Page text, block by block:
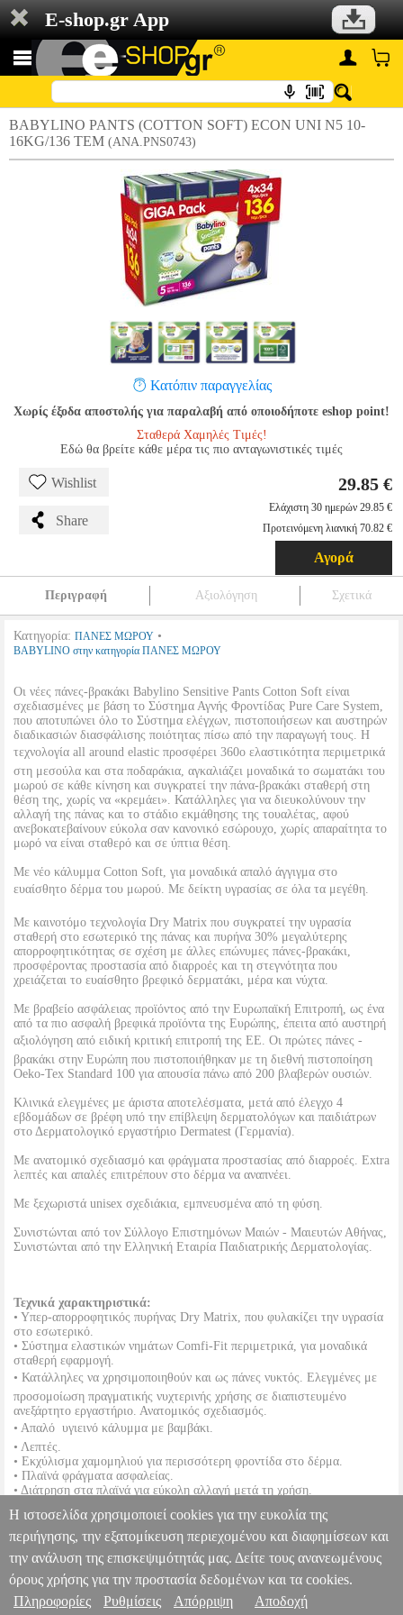
E-shop.gr App
BABYLINO PANTS (COTTON SOFT) ECON UNI N5 10-
16KG/136 TEM (ANA.PNS0743)
Κατόπιν παραγγελίας
Χωρίς έξοδα αποστολής για παραλαβή από οποιοδήποτε eshop point!
Σταθερά Χαμηλές Τιμές!
Εδώ θα βρείτε κάθε μέρα τις πιο ανταγωνιστικές τιμές
Wishlist
Share
29.85 €
Ελάχιστη 30 ημερών 29.85 €
Προτεινόμενη λιανική 70.82 €
Αγορά
Περιγραφή Αξιολόγηση Σχετικά
Κατηγορία: ΠΑΝΕΣ ΜΩΡΟΥ •
BABYLINO στην κατηγορία ΠΑΝΕΣ ΜΩΡΟΥ
Οι νέες πάνες-βρακάκι Babylino Sensitive Pants Cotton Soft είναι
σχεδιασμένες με βάση το Σύστημα Αγνής Φροντίδας Pure Care System,
που αποτυπώνει όλο το Σύστημα ελέγχων, πιστοποιήσεων και αυστηρών
διαδικασιών διασφάλισης ποιότητας πίσω από την παραγωγή τους. Η
τεχνολογία all around elastic προσφέρει 360ο ελαστικότητα περιμετρικά
στη μεσούλα και στα ποδαράκια, αγκαλιάζει μοναδικά το σωματάκι του
μωρού σε κάθε κίνηση και συγκρατεί την πάνα-βρακάκι σταθερή στη
θέση της, χωρίς να «κρεμάει». Κατάλληλες για να διευκολύνουν την
αλλαγή της πάνας και το στάδιο εκμάθησης της τουαλέτας, αφού
ανεβοκατεβαίνουν εύκολα σαν κανονικό εσώρουχο, χωρίς απαραίτητα το
μωρό να είναι σταθερό και σε ύπτια θέση.
Με νέο κάλυμμα Cotton Soft, για μοναδικά απαλό άγγιγμα στο
ευαίσθητο δέρμα του μωρού. Με δείκτη υγρασίας σε όλα τα μεγέθη.
Mε καινοτόμο τεχνολογία Dry Matrix που συγκρατεί την υγρασία
σταθερή στο εσωτερικό της πάνας και πυρήνα 30% μεγαλύτερης
απορροφητικότητας σε σχέση με άλλες επώνυμες πάνες-βρακάκι,
προσφέροντας προστασία από διαρροές και τη στεγνότητα που
χρειάζεται το ευαίσθητο βρεφικό δερματάκι, μέρα και νύχτα.
Με βραβείο ασφάλειας προϊόντος από την Ευρωπαϊκή Επιτροπή, ως ένα
από τα πιο ασφαλή βρεφικά προϊόντα της Ευρώπης, έπειτα από αυστηρή
αξιολόγηση από ειδική κριτική επιτροπή της ΕΕ. Οι πρώτες πάνες -
βρακάκι στην Ευρώπη που πιστοποιήθηκαν με τη διεθνή πιστοποίηση
Oeko-Tex Standard 100 για απουσία πάνω από 200 βλαβερών ουσιών.
Κλινικά ελεγμένες με άριστα αποτελέσματα, μετά από έλεγχο 4
εβδομάδων σε βρέφη υπό την επίβλεψη δερματολόγων και παιδιάτρων
στο Δερματολογικό εργαστήριο Dermatest (Γερμανία).
Με ανατομικό σχεδιασμό και φράγματα προστασίας από διαρροές. Extra
λεπτές και απαλές επιτρέπουν στο δέρμα να αναπνέει.
Με ξεχωριστά unisex σχεδιάκια, εμπνευσμένα από τη φύση.
Συνιστώνται από τον Σύλλογο Επιστημόνων Μαιών - Μαιευτών Αθήνας,
Συνιστώνται από την Ελληνική Εταιρία Παιδιατρικής Δερματολογίας.
Τεχνικά χαρακτηριστικά:
• Υπερ-απορροφητικός πυρήνας Dry Matrix, που φυλακίζει την υγρασία
στο εσωτερικό.
• Σύστημα ελαστικών νημάτων Comfi-Fit περιμετρικά, για μοναδικά
σταθερή εφαρμογή.
• Κατάλληλες να χρησιμοποιηθούν και ως πάνες νυκτός. Ελεγμένες με
προσομοίωση πραγματικής νυχτερινής χρήσης σε διαπιστευμένο
ανεξάρτητο εργαστήριο. Ανατομικός σχεδιασμός.
• Απαλό  υγιεινό κάλυμμα με βαμβάκι.
• Λεπτές.
• Εκχύλισμα χαμομηλιού για περισσότερη φροντίδα στο δέρμα.
• Πλαϊνά φράγματα ασφαλείας.
• Διάτρηση στα πλαϊνά για εύκολη αλλαγή μετά τη χρήση.
• 100% ανακυκλώσιμη συσκευασία / από 30% ανακυκλωμένο υλικό.
•OEM:89026
BABYLINO PANTS (COTTON SOFT) ECON UNI N5 10-
16KG/136 TEMANA.PNS0743ANA.PNS0743 BABYLINO
BABYLINO
ΠΑΝΕΣ ΜΩΡΟΥ
Κατηγορία: ΠΑΝΕΣ ΜΩΡΟΥ
•BABYLINO στην κατηγορία ΠΑΝΕΣ ΜΩΡΟΥ Οι νέες πάνες-
Πληροφορίες & Υπηρεσίες >
Η ιστοσελίδα χρησιμοποιεί cookies για την ευκολία της
περιήγησης, την εξατομίκευση περιεχομένου και διαφημίσεων και
την ανάλυση της επισκεψιμότητάς μας. Δείτε τους ανανεωμένους
όρους χρήσης για την προστασία δεδομένων και τα cookies.
Πληροφορίες
Ρυθμίσεις Απόρριψη Αποδοχή